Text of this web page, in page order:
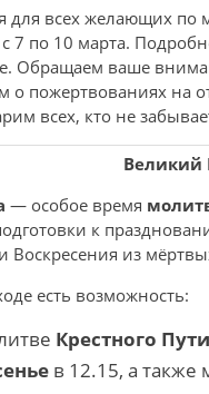
для всех желающих по
7 по 10 марта.
Обращаем ваше
о пожертвованиях на
всех, кто не
Великий
— особое время
к
из
есть возможность:
Крестного Пути
в 12.15, а также